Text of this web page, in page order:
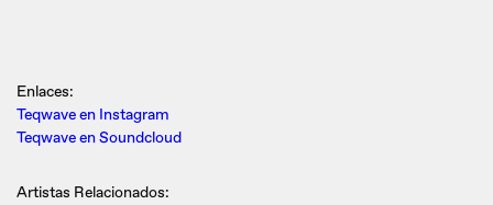
Enlaces:
Teqwave en Instagram
Teqwave en Soundcloud
Artistas Relacionados: